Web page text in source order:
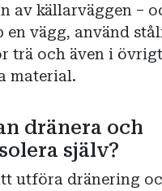
av källarväggen –
en vägg, använd
trä och även i
material.
dränera och
själv?
utföra dränering